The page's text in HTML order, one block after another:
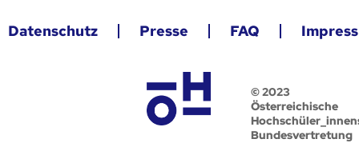
Datenschutz Presse FAQ
© 2023
Österreichische
Bundesvertretung